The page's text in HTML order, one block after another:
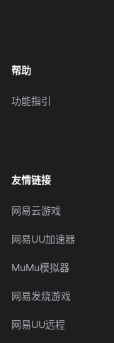
帮助
功能指引
友情链接
网易云游戏
网易UU加速器
MuMu模拟器
网易发烧游戏
网易UU远程